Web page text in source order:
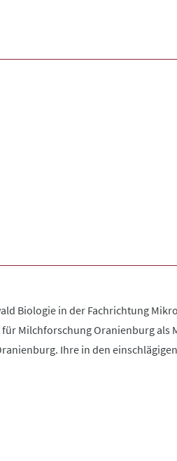
Biologie in der Fachrichtung
Milchforschung Oranienburg als
Ihre in den